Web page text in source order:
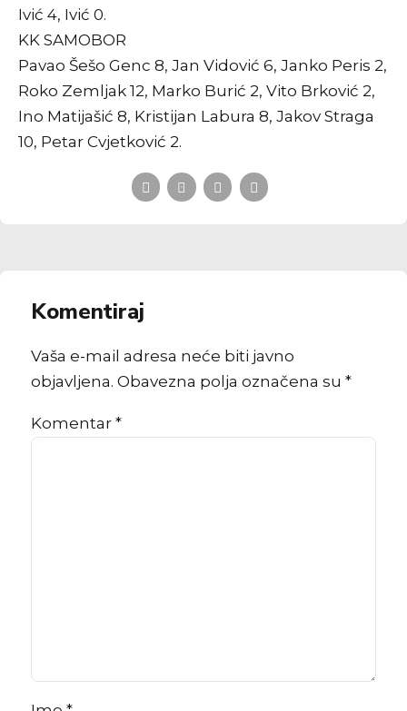
Ivić 4, Ivić 0.
KK SAMOBOR
Pavao Šešo Genc 8, Jan Vidović 6, Janko Peris 2,
Roko Zemljak 12, Marko Burić 2, Vito Brković 2,
Ino Matijašić 8, Kristijan Labura 8, Jakov Straga
10, Petar Cvjetković 2.
Komentiraj
Vaša e-mail adresa neće biti javno
objavljena. Obavezna polja označena su *
Komentar *